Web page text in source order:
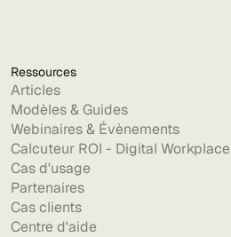
Ressources
Articles
Modèles & Guides
Webinaires & Évènements
Calcuteur ROI - Digital Workplace
Cas d'usage
Partenaires
Cas clients
Centre d'aide